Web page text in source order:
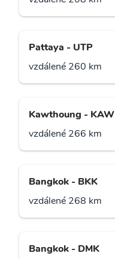
Pattaya - UTP
vzdálené 260 km
Kawthoung - KAW
vzdálené 266 km
Bangkok - BKK
vzdálené 268 km
Bangkok - DMK